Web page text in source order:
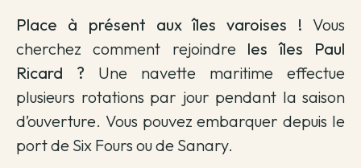
Place à présent aux îles varoises ! Vous
cherchez comment rejoindreles îles Paul
Ricard ? Une navette maritime effectue
plusieurs rotations par jour pendant la saison
d’ouverture. Vous pouvez embarquer depuis le
port de Six Fours ou de Sanary.